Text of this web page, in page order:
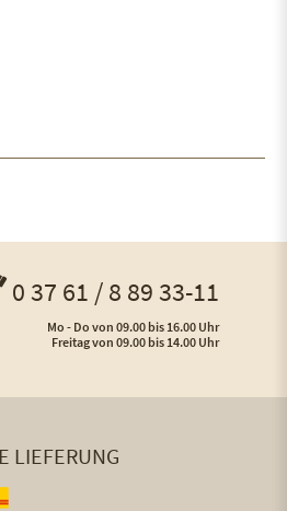
0 37 61 / 8 89 33-11
Mo - Do von 09.00 bis 16.00 Uhr
Freitag von 09.00 bis 14.00 Uhr
LIEFERUNG